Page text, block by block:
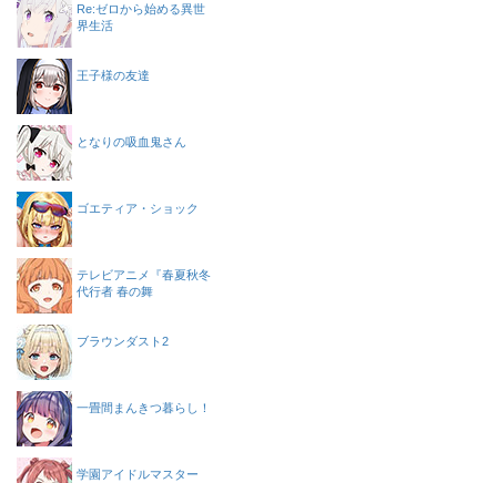
Re:ゼロから始める異世
界生活
王子様の友達
となりの吸血鬼さん
ゴエティア・ショック
テレビアニメ『春夏秋冬
代行者 春の舞
ブラウンダスト2
一畳間まんきつ暮らし！
学園アイドルマスター